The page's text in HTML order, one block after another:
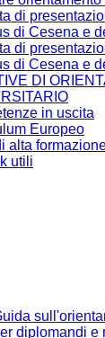
di
di Cesena e
di
di Cesena e
DI
in uscita
Europeo
alta
utili
diplomandi e